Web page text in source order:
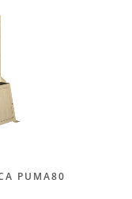
PUMA80